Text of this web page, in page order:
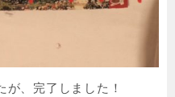
、完了しました！